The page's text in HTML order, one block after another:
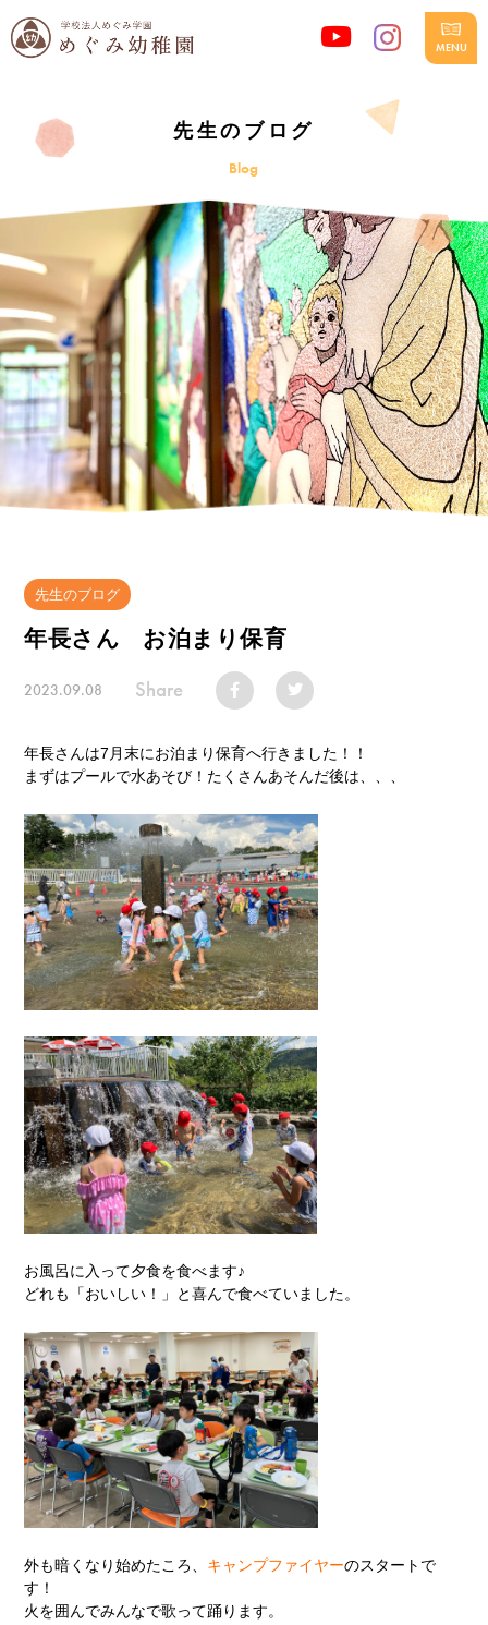
先生のブログ
Blog
先生のブログ
年長さん お泊まり保育
2023.09.08 Share
年長さんは7月末にお泊まり保育へ行きました！！
まずはプールで水あそび！たくさんあそんだ後は、、、
お風呂に入って夕食を食べます♪
どれも「おいしい！」と喜んで食べていました。
外も暗くなり始めたころ、 キャンプファイヤーのスタートで
す！
火を囲んでみんなで歌って踊ります。